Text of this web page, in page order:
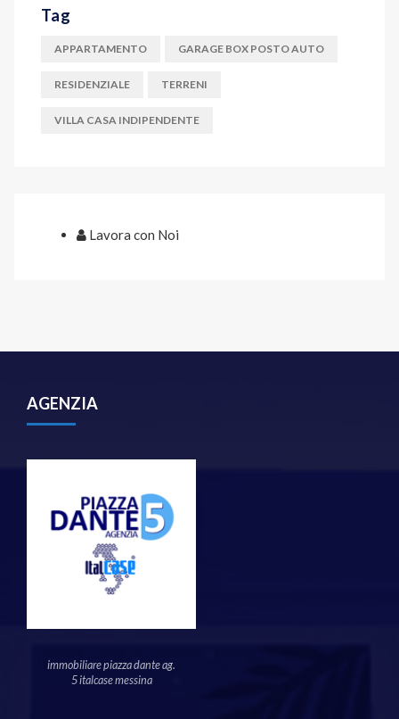
Tag
APPARTAMENTO GARAGE BOX POSTO AUTO
RESIDENZIALE TERRENI
VILLA CASA INDIPENDENTE
Lavora con Noi
AGENZIA
immobiliare piazza dante ag.
5 italcase messina